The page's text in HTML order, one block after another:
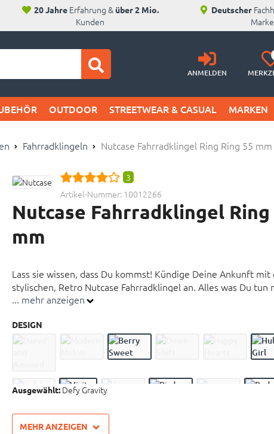
20 JahreErfahrung & über 2 Mio.
Kunden
Deutscher
Anmelden
ANMELDEN
OUTDOOR STREETWEAR & CASUAL MARKEN
Fahrradklingeln Nutcase Fahrradklingel Ring Ring 55 mm
3
Artikel-Nummer: 10012266
Nutcase Fahrradklingel Ring
mm
Lass sie wissen, dass Du kommst! Kündige Deine Ankunft mit
stylischen, Retro Nutcase Fahrradklingel an. Alles was Du tun
Klingel am Lenker zu befestigen und dann bist Du bereit Dich
Passend zu den stylischen Helmen von Nutcase gibt es nun
mit tollen, kunterbunten Designs
lange Lebensdauer
Durchmesser: 55 mm
... mehr anzeigen
DESIGN
Ausgewählt: Defy Gravity
MEHR ANZEIGEN